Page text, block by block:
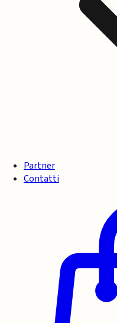
Partner
Contatti